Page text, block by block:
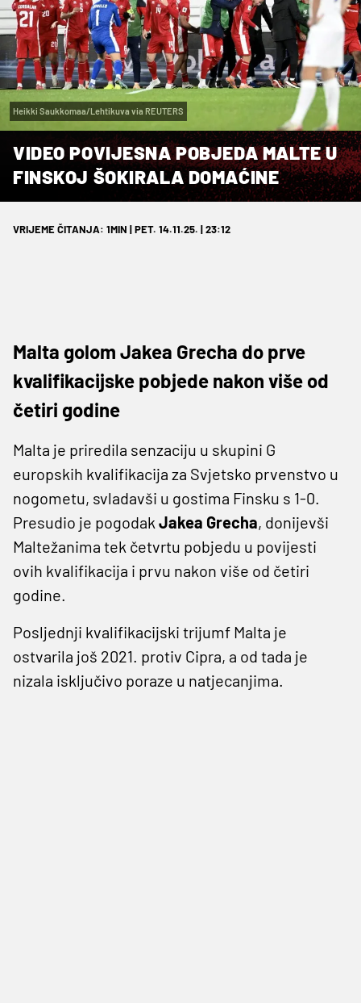
Heikki Saukkomaa/Lehtikuva via REUTERS
VIDEO POVIJESNA POBJEDA MALTE U
FINSKOJ ŠOKIRALA DOMAĆINE
VRIJEME ČITANJA: 1MIN | PET. 14.11.25. | 23:12
Malta golom Jakea Grecha do prve
kvalifikacijske pobjede nakon više od
četiri godine
Malta je priredila senzaciju u skupini G
europskih kvalifikacija za Svjetsko prvenstvo u
nogometu, svladavši u gostima Finsku s 1-0.
Presudio je pogodak Jakea Grecha, donijevši
Maltežanima tek četvrtu pobjedu u povijesti
ovih kvalifikacija i prvu nakon više od četiri
godine.
Posljednji kvalifikacijski trijumf Malta je
ostvarila još 2021. protiv Cipra, a od tada je
nizala isključivo poraze u natjecanjima.